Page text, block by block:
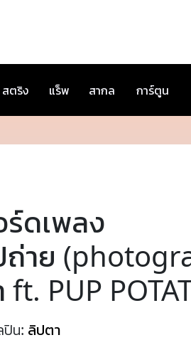
สตริง แร็พ สากล การ์ตูน
ร์ดเพลง
ถ่าย
ft. PUP
ปิน: ลิปตา